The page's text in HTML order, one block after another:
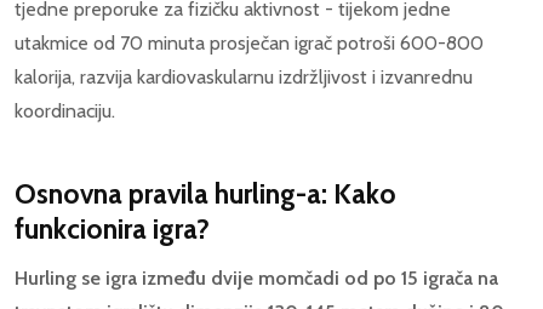
tjedne preporuke za fizičku aktivnost - tijekom jedne
utakmice od 70 minuta prosječan igrač potroši 600-800
kalorija, razvija kardiovaskularnu izdržljivost i izvanrednu
koordinaciju.
Osnovna pravila hurling-a: Kako
funkcionira igra?
Hurling se igra između dvije momčadi od po 15 igrača na